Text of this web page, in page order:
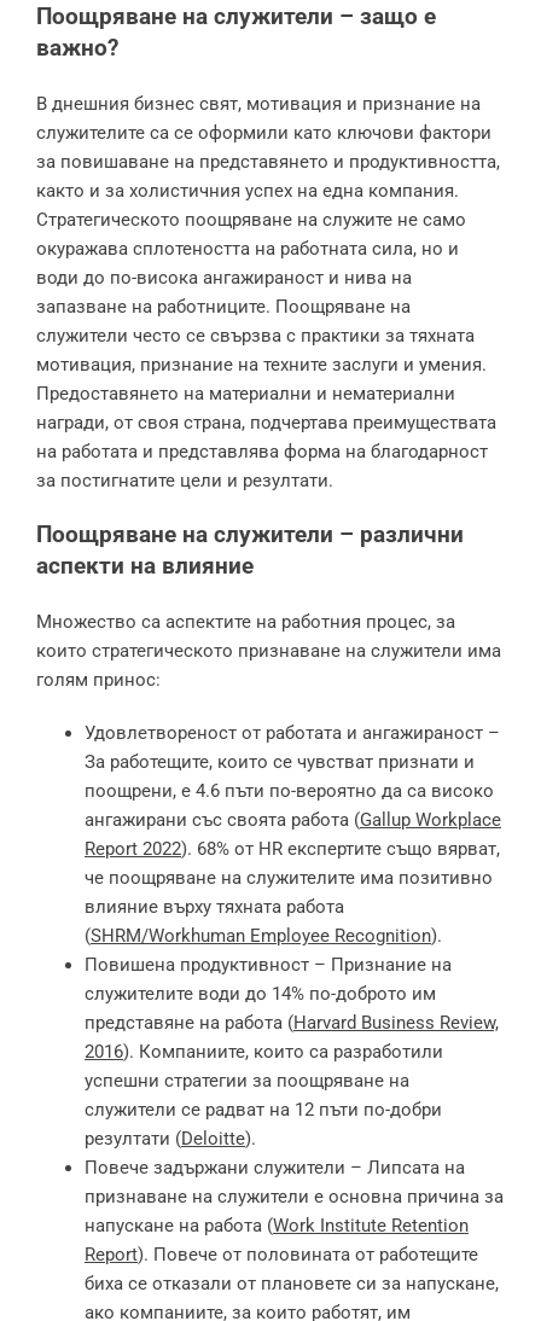
Поощряване на служители – защо е
важно?
В днешния бизнес свят, мотивация и признание на
служителите са се оформили като ключови фактори
за повишаване на представянето и продуктивността,
както и за холистичния успех на една компания.
Стратегическото поощряване на служите не само
окуражава сплотеността на работната сила, но и
води до по-висока ангажираност и нива на
запазване на работниците. Поощряване на
служители често се свързва с практики за тяхната
мотивация, признание на техните заслуги и умения.
Предоставянето на материални и нематериални
награди, от своя страна, подчертава преимуществата
на работата и представлява форма на благодарност
за постигнатите цели и резултати.
Поощряване на служители – различни
аспекти на влияние
Множество са аспектите на работния процес, за
които стратегическото признаване на служители има
голям принос:
Удовлетвореност от работата и ангажираност –
За работещите, които се чувстват признати и
поощрени, е 4.6 пъти по-вероятно да са високо
ангажирани със своята работа (Gallup Workplace
Report 2022). 68% от HR експертите също вярват,
че поощряване на служителите има позитивно
влияние върху тяхната работа
(SHRM/Workhuman Employee Recognition).
Повишена продуктивност – Признание на
служителите води до 14% по-доброто им
представяне на работа (Harvard Business Review,
2016). Компаниите, които са разработили
успешни стратегии за поощряване на
служители се радват на 12 пъти по-добри
резултати (Deloitte).
Повече задържани служители – Липсата на
признаване на служители е основна причина за
напускане на работа (Work Institute Retention
Report). Повече от половината от работещите
биха се отказали от плановете си за напускане,
ако компаниите, за които работят, им